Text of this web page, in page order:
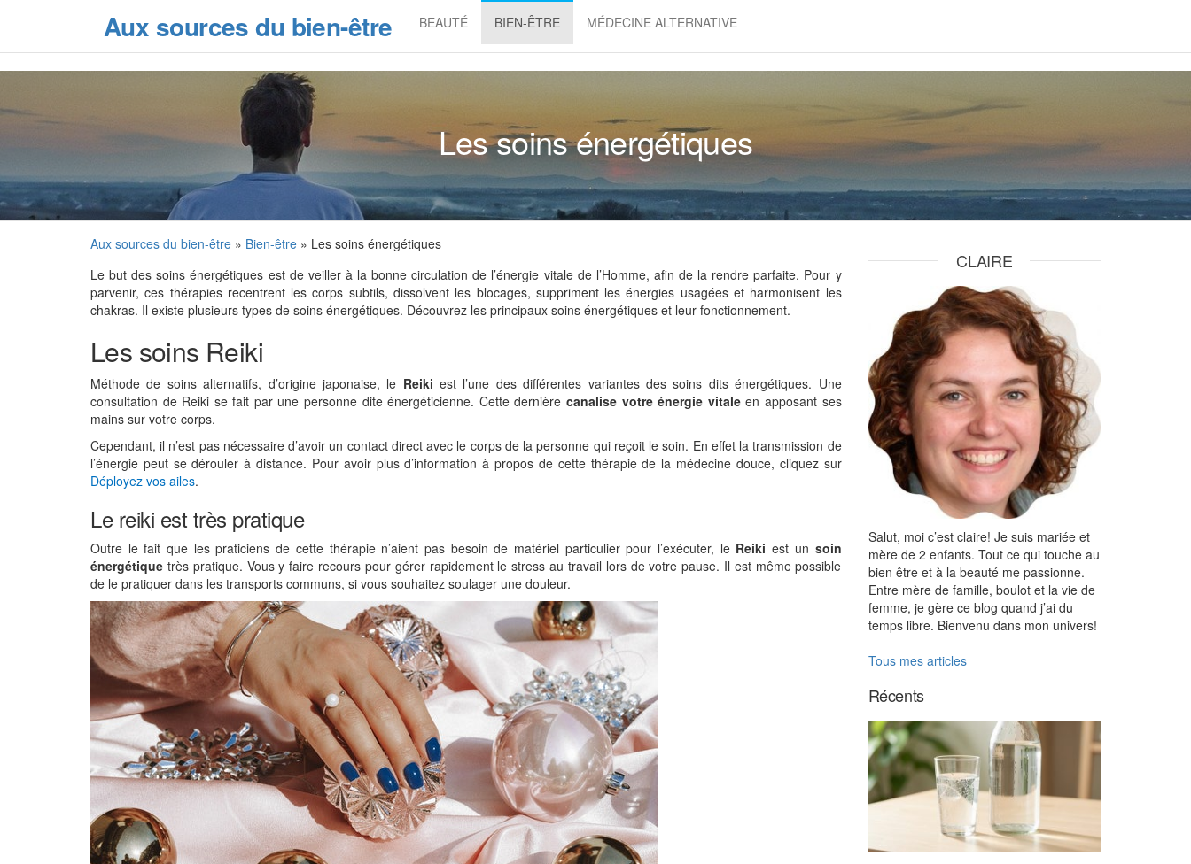
Aux sources du bien-être BEAUTÉ BIEN-ÊTRE MÉDECINE ALTERNATIVE
Les soins énergétiques
Aux sources du bien-être » Bien-être » Les soins énergétiques
Le but des soins énergétiques est de veiller à la bonne circulation de l’énergie vitale de l’Homme, afin de la rendre parfaite. Pour y
parvenir, ces thérapies recentrent les corps subtils, dissolvent les blocages, suppriment les énergies usagées et harmonisent les
chakras. Il existe plusieurs types de soins énergétiques. Découvrez les principaux soins énergétiques et leur fonctionnement.
Les soins Reiki
Méthode de soins alternatifs, d’origine japonaise, le Reiki est l’une des différentes variantes des soins dits énergétiques. Une
consultation de Reiki se fait par une personne dite énergéticienne. Cette dernière canalise votre énergie vitaleen apposant ses
mains sur votre corps.
Cependant, il n’est pas nécessaire d’avoir un contact direct avec le corps de la personne qui reçoit le soin. En effet la transmission de
l’énergie peut se dérouler à distance. Pour avoir plus d’information à propos de cette thérapie de la médecine douce, cliquez sur
Déployez vos ailes.
Le reiki est très pratique
Outre le fait que les praticiens de cette thérapie n’aient pas besoin de matériel particulier pour l’exécuter, le Reiki est un soin
énergétique très pratique. Vous y faire recours pour gérer rapidement le stress au travail lors de votre pause. Il est même possible
de le pratiquer dans les transports communs, si vous souhaitez soulager une douleur.
CLAIRE
Salut, moi c’est claire! Je suis mariée et
mère de 2 enfants. Tout ce qui touche au
bien être et à la beauté me passionne.
Entre mère de famille, boulot et la vie de
femme, je gère ce blog quand j’ai du
temps libre. Bienvenu dans mon univers!
Tous mes articles
Récents